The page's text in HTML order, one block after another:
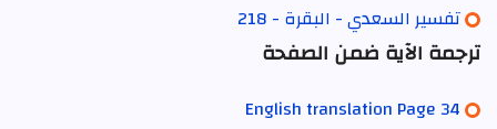
تفسير السعدي - البقرة - 218
ترجمة الآية ضمن الصفحة
English translation Page 34